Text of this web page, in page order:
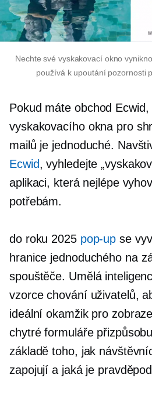
Nechte své vyskakovací okno
používá k upoutání pozornosti
Pokud máte obchod
vyskakovacího okna pro
mailů je jednoduché.
Ecwid, vyhledejte
aplikaci, která nejlépe
potřebám.
do roku 2025 pop-up se
hranice jednoduchého na
spouštěče. Umělá
vzorce chování uživatelů,
ideální okamžik pro
chytré formuláře
základě toho, jak
zapojují a jaká je